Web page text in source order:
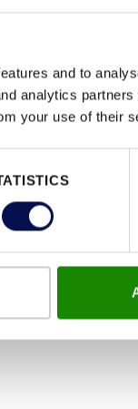
and to
analytics
your use of their